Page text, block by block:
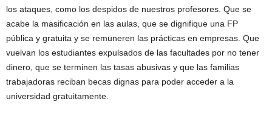
los ataques, como los despidos de nuestros profesores. Que se
acabe la masificación en las aulas, que se dignifique una FP
pública y gratuita y se remuneren las prácticas en empresas. Que
vuelvan los estudiantes expulsados de las facultades por no tener
dinero, que se terminen las tasas abusivas y que las familias
trabajadoras reciban becas dignas para poder acceder a la
universidad gratuitamente.